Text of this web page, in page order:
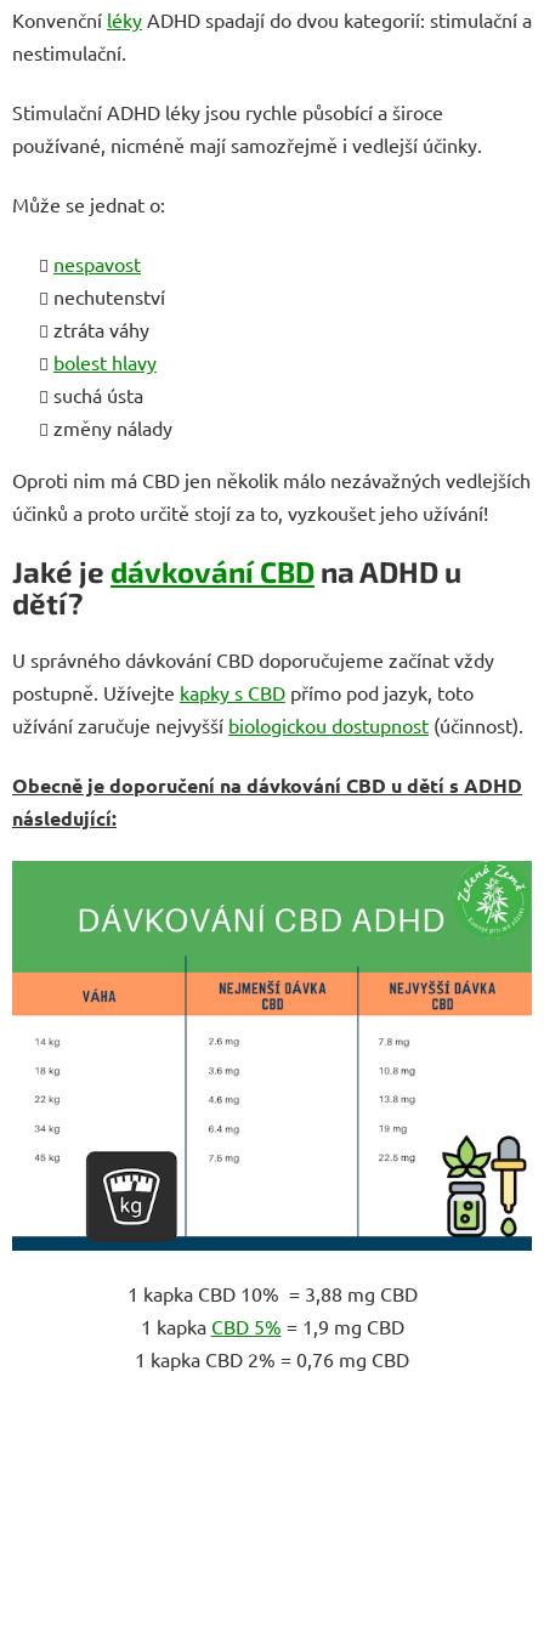
Konvenční léky ADHD spadají do dvou kategorií: stimulační a
nestimulační.
Stimulační ADHD léky jsou rychle působící a široce
používané, nicméně mají samozřejmě i vedlejší účinky.
Může se jednat o:
nespavost
nechutenství
ztráta váhy
bolest hlavy
suchá ústa
změny nálady
Oproti nim má CBD jen několik málo nezávažných vedlejších
účinků a proto určitě stojí za to, vyzkoušet jeho užívání!
Jaké je dávkování CBD na ADHD u
dětí?
U správného dávkování CBD doporučujeme začínat vždy
postupně. Užívejte kapky s CBD přímo pod jazyk, toto
užívání zaručuje nejvyšší biologickou dostupnost (účinnost).
Obecně je doporučení na dávkování CBD u dětí s ADHD
následující:
1 kapka CBD 10% = 3,88 mg CBD
1 kapka CBD 5% = 1,9 mg CBD
1 kapka CBD 2% = 0,76 mg CBD